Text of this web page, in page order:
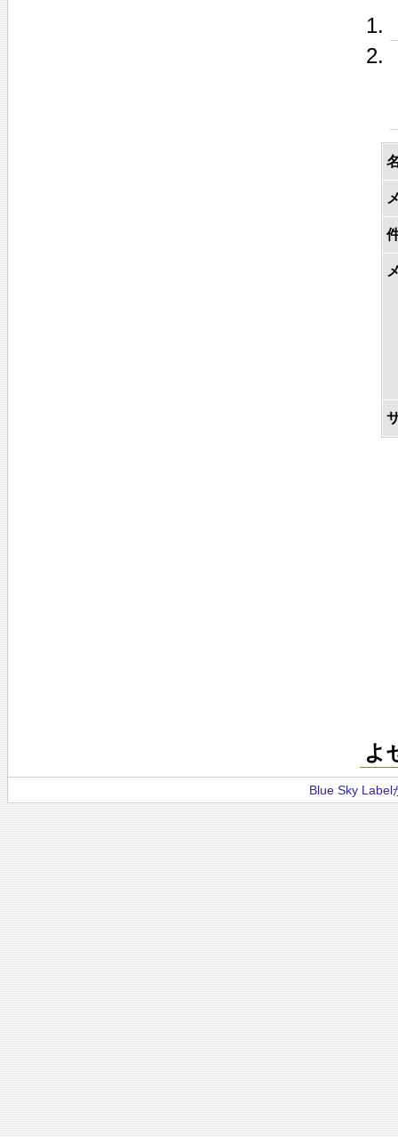
よ
Blue Sky Label